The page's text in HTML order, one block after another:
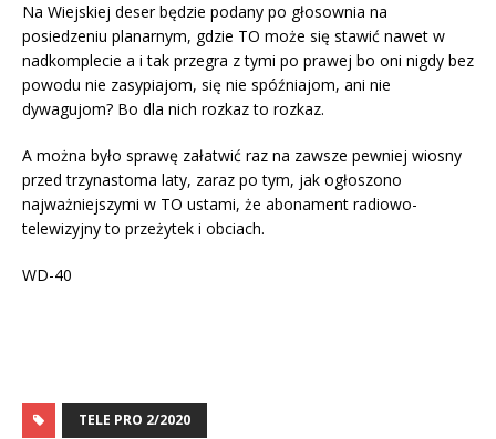
Na Wiejskiej deser będzie podany po głosownia na
posiedzeniu planarnym, gdzie TO może się stawić nawet w
nadkomplecie a i tak przegra z tymi po prawej bo oni nigdy bez
powodu nie zasypiajom, się nie spóźniajom, ani nie
dywagujom? Bo dla nich rozkaz to rozkaz.
A można było sprawę załatwić raz na zawsze pewniej wiosny
przed trzynastoma laty, zaraz po tym, jak ogłoszono
najważniejszymi w TO ustami, że abonament radiowo-
telewizyjny to przeżytek i obciach.
WD-40
TELE PRO 2/2020